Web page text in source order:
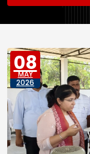
08
MAY
2026